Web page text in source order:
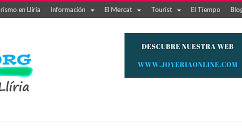
en Llíria Información El Mercat Tourist El Tiempo